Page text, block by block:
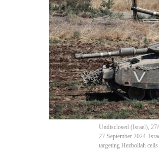
Undisclosed (Israel),
27 September 2024.
targeting Hezbollah